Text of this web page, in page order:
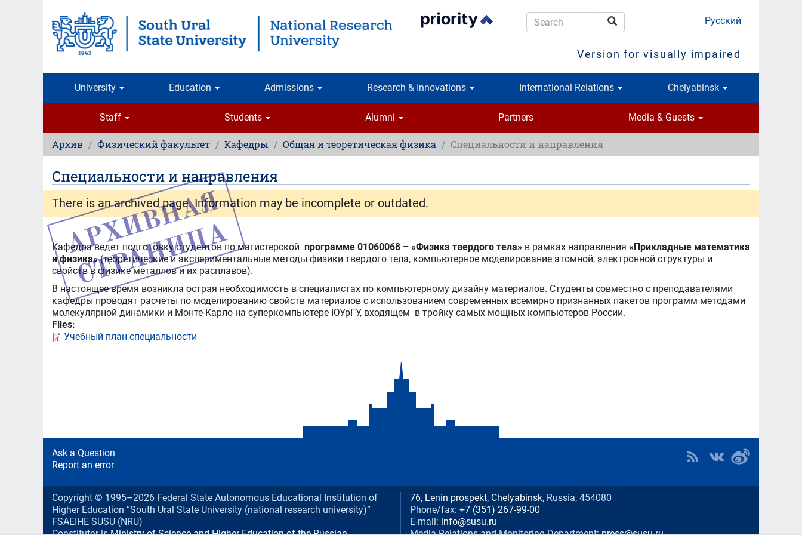
Search
Русский
Version for visually impaired
University Education Admissions Research & Innovations International Relations Chelyabinsk
Staff Students Alumni Partners Media & Guests
Архив Физический факультет Кафедры Общая и теоретическая физика Специальности и направления
Специальности и направления
There is an archived page. Information may be incomplete or outdated.
Кафедра ведет подготовку студентов по магистерской программе 01060068 – «Физика твердого тела» в рамках направления «Прикладные математика
и физика»(теоретические и экспериментальные методы физики твердого тела, компьютерное моделирование атомной, электронной структуры и
свойств в физике металлов и их расплавов).
В настоящее время возникла острая необходимость в специалистах по компьютерному дизайну материалов. Студенты совместно с преподавателями
кафедры проводят расчеты по моделированию свойств материалов с использованием современных всемирно признанных пакетов программ методами
молекулярной динамики и Монте-Карло на суперкомпьютере ЮУрГУ, входящем в тройку самых мощных компьютеров России.
Files:
Учебный план специальности
Ask a Question
Report an error
Copyright © 1995–2026 Federal State Autonomous Educational Institution of
Higher Education “South Ural State University (national research university)”
FSAEIHE SUSU (NRU)
76, Lenin prospekt, Chelyabinsk, Russia, 454080
Phone/fax: +7 (351) 267-99-00
E-mail: info@susu.ru